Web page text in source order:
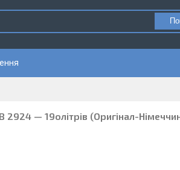
2924 — 19олітрів (Оригінал-